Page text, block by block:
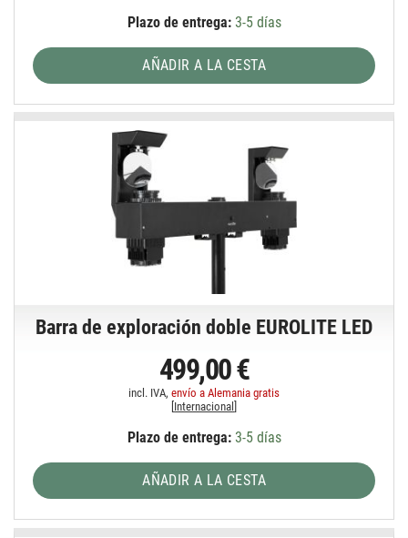
Plazo de entrega:3-5 días
AÑADIR A LA CESTA
Barra de exploración doble EUROLITE LED
499,00 €
incl. IVA,envío a Alemania gratis
Internacional
Plazo de entrega:3-5 días
AÑADIR A LA CESTA